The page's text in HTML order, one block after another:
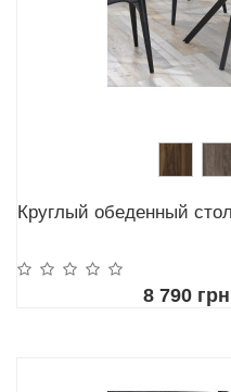
Круглый обеденный
8 790